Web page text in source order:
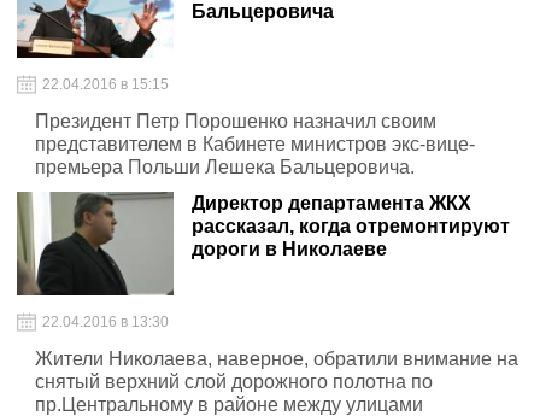
Бальцеровича
22.04.2016 в 15:15
Президент Петр Порошенко назначил своим
представителем в Кабинете министров экс-вице-
премьера Польши Лешека Бальцеровича.
Директор департамента ЖКХ
рассказал, когда отремонтируют
дороги в Николаеве
22.04.2016 в 13:30
Жители Николаева, наверное, обратили внимание на
снятый верхний слой дорожного полотна по
пр.Центральному в районе между улицами